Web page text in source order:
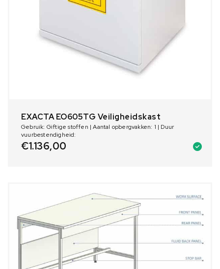
EXACTA EO605TG Veiligheidskast
Gebruik: Giftige stoffen | Aantal opbergvakken: 1 | Duur
vuurbestendigheid:
€1.136,00